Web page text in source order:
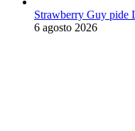
Strawberry Guy pide
6 agosto 2026